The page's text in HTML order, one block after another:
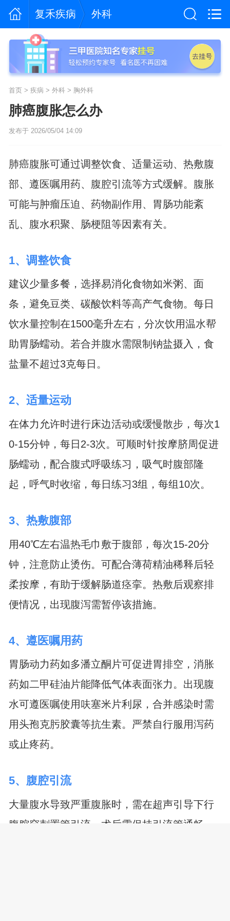
复禾疾病 外科
首页> 疾病 > 外科> 胸外科
肺癌腹胀怎么办
发布于 2026/05/04 14:09
肺癌腹胀可通过调整饮食、适量运动、热敷腹
部、遵医嘱用药、腹腔引流等方式缓解。腹胀
可能与肿瘤压迫、药物副作用、胃肠功能紊
乱、腹水积聚、肠梗阻等因素有关。
1、调整饮食
建议少量多餐，选择易消化食物如米粥、面
条，避免豆类、碳酸饮料等高产气食物。每日
饮水量控制在1500毫升左右，分次饮用温水帮
助胃肠蠕动。若合并腹水需限制钠盐摄入，食
盐量不超过3克每日。
2、适量运动
在体力允许时进行床边活动或缓慢散步，每次1
0-15分钟，每日2-3次。可顺时针按摩脐周促进
肠蠕动，配合腹式呼吸练习，吸气时腹部隆
起，呼气时收缩，每日练习3组，每组10次。
3、热敷腹部
用40℃左右温热毛巾敷于腹部，每次15-20分
钟，注意防止烫伤。可配合薄荷精油稀释后轻
柔按摩，有助于缓解肠道痉挛。热敷后观察排
便情况，出现腹泻需暂停该措施。
4、遵医嘱用药
胃肠动力药如多潘立酮片可促进胃排空，消胀
药如二甲硅油片能降低气体表面张力。出现腹
水可遵医嘱使用呋塞米片利尿，合并感染时需
用头孢克肟胶囊等抗生素。严禁自行服用泻药
或止疼药。
5、腹腔引流
大量腹水导致严重腹胀时，需在超声引导下行
腹腔穿刺置管引流。术后需保持引流管通畅，